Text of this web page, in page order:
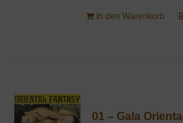
In den Warenkorb
01 – Gala Oriental